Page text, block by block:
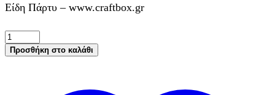
Είδη Πάρτυ – www.craftbox.gr
Διακοσμητικό
Οροφής
Σπιράλ
Προσθήκη στο καλάθι